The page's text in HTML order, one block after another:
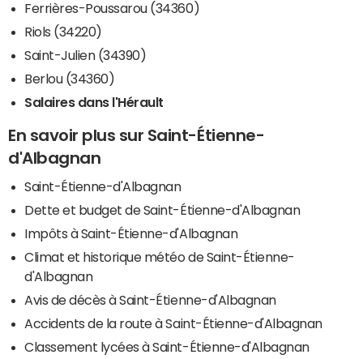
Ferrières-Poussarou (34360)
Riols (34220)
Saint-Julien (34390)
Berlou (34360)
Salaires dans l'Hérault
En savoir plus sur Saint-Étienne-
d'Albagnan
Saint-Étienne-d'Albagnan
Dette et budget de Saint-Étienne-d'Albagnan
Impôts à Saint-Étienne-d'Albagnan
Climat et historique météo de Saint-Étienne-
d'Albagnan
Avis de décès à Saint-Étienne-d'Albagnan
Accidents de la route à Saint-Étienne-d'Albagnan
Classement lycées à Saint-Étienne-d'Albagnan